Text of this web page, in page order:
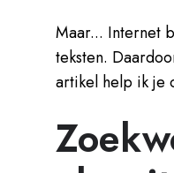
Maar... Internet
teksten.
artikel help ik je